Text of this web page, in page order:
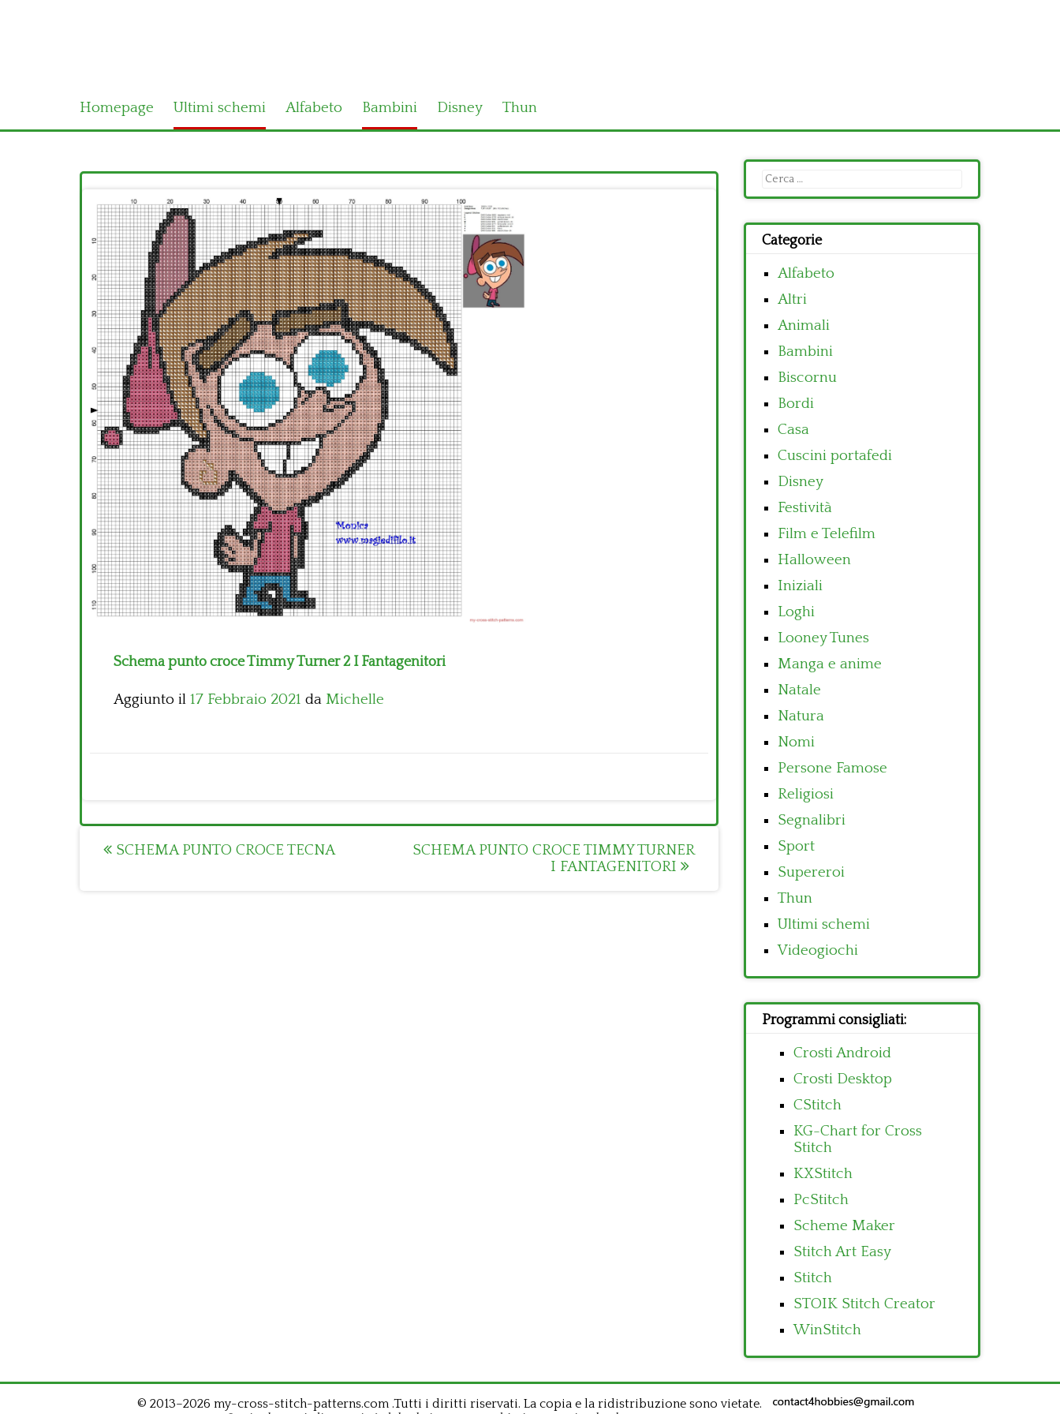
Homepage Ultimi schemi Alfabeto Bambini Disney Thun
Schema punto croce Timmy Turner 2 I Fantagenitori
Aggiunto il 17 Febbraio 2021 da Michelle
Post
SCHEMA PUNTO CROCE TECNA
SCHEMA PUNTO CROCE TIMMY TURNER
I FANTAGENITORI
Ricerca
per:
Categorie
Alfabeto
Altri
Animali
Bambini
Biscornu
Bordi
Casa
Cuscini portafedi
Disney
Festività
Film e Telefilm
Halloween
Iniziali
Loghi
Looney Tunes
Manga e anime
Natale
Natura
Nomi
Persone Famose
Religiosi
Segnalibri
Sport
Supereroi
Thun
Ultimi schemi
Videogiochi
Programmi consigliati:
Crosti Android
Crosti Desktop
CStitch
KG-Chart for Cross
Stitch
KXStitch
PcStitch
Scheme Maker
Stitch Art Easy
Stitch
STOIK Stitch Creator
WinStitch
© 2013–2026 my-cross-stitch-patterns.com .Tutti i diritti riservati. La copia e la ridistribuzione sono vietate.